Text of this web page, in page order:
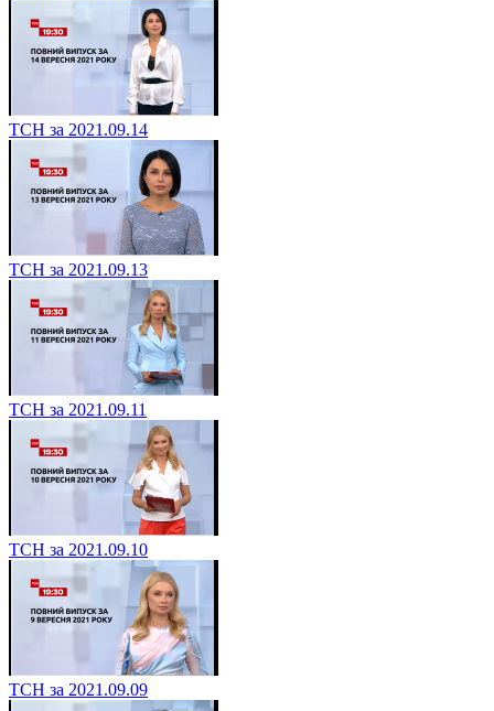
ТСН за 2021.09.14
ТСН за 2021.09.13
ТСН за 2021.09.11
ТСН за 2021.09.10
ТСН за 2021.09.09